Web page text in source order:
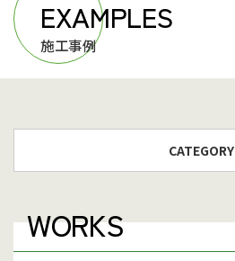
EXAMPLES
施工事例
CATEGORY
WORKS